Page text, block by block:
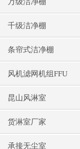
千级洁净棚
条帘式洁净棚
风机滤网机组FFU
昆山风淋室
货淋室厂家
承接无尘室